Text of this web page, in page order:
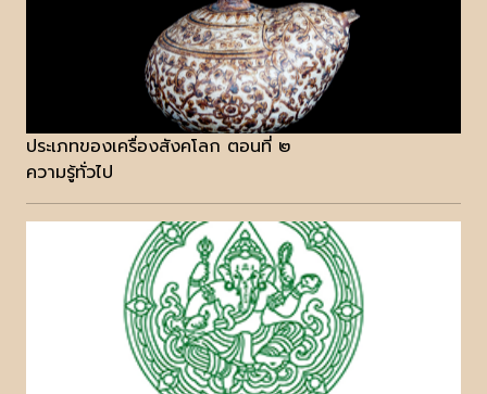
ประเภทของเครื่องสังคโลก ตอนที่ ๒
ความรู้ทั่วไป